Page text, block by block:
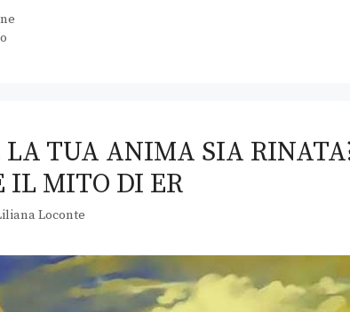
TUA ANIMA SIA
IL MITO DI ER
Loconte